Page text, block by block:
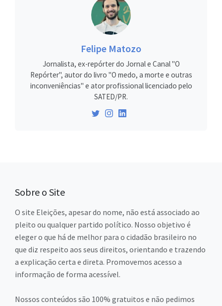
Felipe Matozo
Jornalista, ex-repórter do Jornal e Canal "O
Repórter", autor do livro "O medo, a morte e outras
inconveniências" e ator profissional licenciado pelo
SATED/PR.
Sobre o Site
O site Eleições, apesar do nome, não está associado ao
pleito ou qualquer partido político. Nosso objetivo é
eleger o que há de melhor para o cidadão brasileiro no
que diz respeito aos seus direitos, orientando e trazendo
a explicação certa e direta. Promovemos acesso a
informação de forma acessível.
Nossos conteúdos são 100% gratuitos e não pedimos